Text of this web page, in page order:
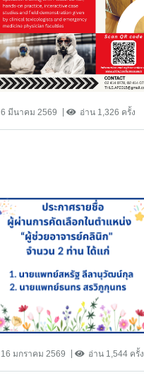
6 มีนาคม 2569 อ่าน 1,326 ครั้ง
16 มกราคม 2569 อ่าน 1,544 ครั้ง